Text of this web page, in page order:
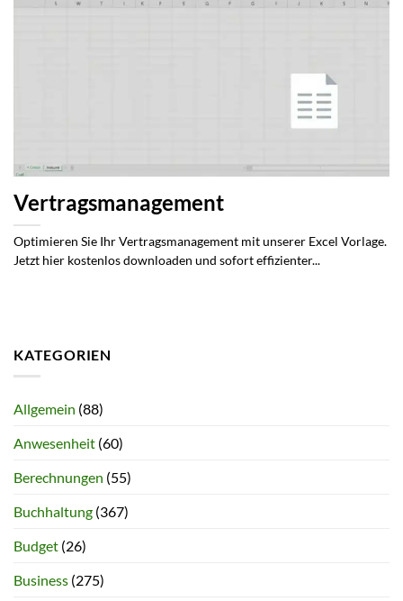
Vertragsmanagement
Optimieren Sie Ihr Vertragsmanagement mit unserer Excel Vorlage.
Jetzt hier kostenlos downloaden und sofort effizienter...
KATEGORIEN
Allgemein (88)
Anwesenheit (60)
Berechnungen (55)
Buchhaltung (367)
Budget (26)
Business (275)